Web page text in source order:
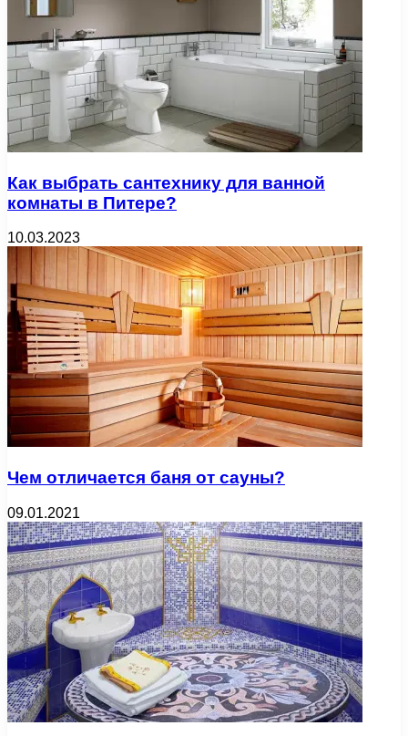
Как выбрать сантехнику для ванной
комнаты в Питере?
10.03.2023
Чем отличается баня от сауны?
09.01.2021